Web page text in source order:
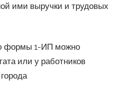
ими выручки и трудовых
формы 1-ИП можно
или у работников